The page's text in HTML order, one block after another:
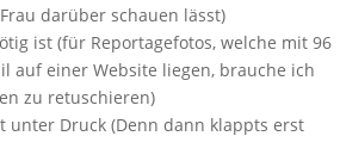
darüber schauen lässt)
ist (für Reportagefotos, welche mit 96
auf einer Website liegen, brauche ich
zu retuschieren)
unter Druck (Denn dann klappts erst